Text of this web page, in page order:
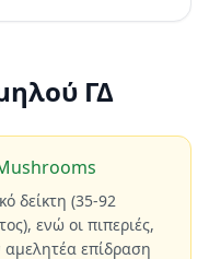
ΓΔ
δείκτη (35-92
ενώ οι πιπεριές,
αμελητέα επίδραση